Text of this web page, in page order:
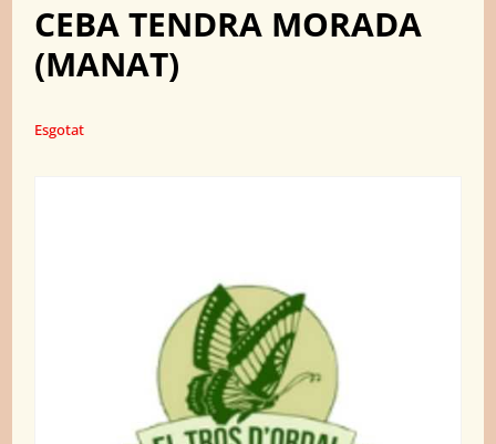
CEBA TENDRA MORADA
(MANAT)
Esgotat